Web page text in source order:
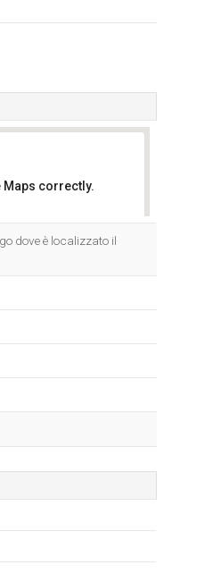
Maps correctly.
dove è localizzato il